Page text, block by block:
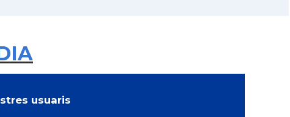
usuaris